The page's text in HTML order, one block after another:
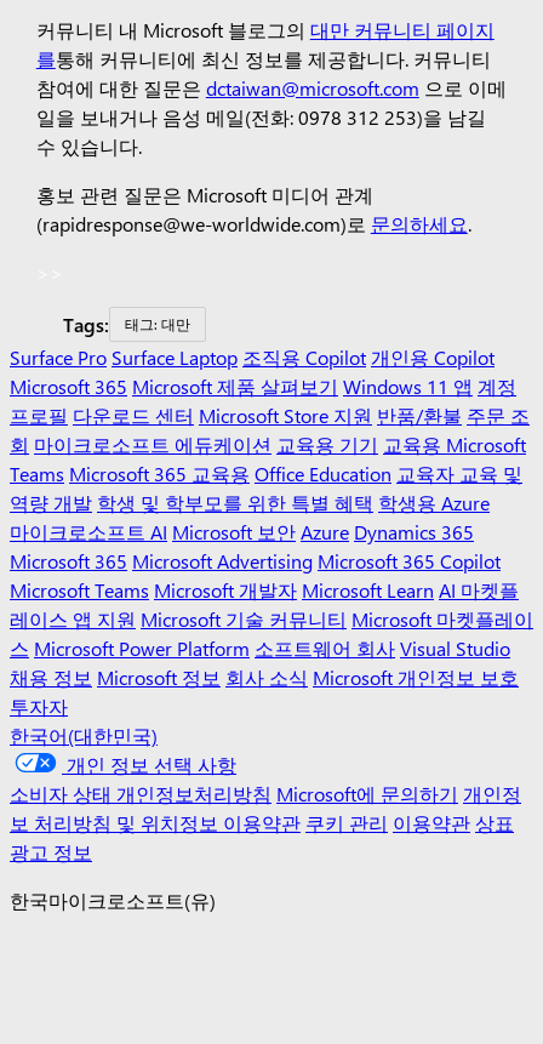
커뮤니티 내 Microsoft 블로그의 대만 커뮤니티 페이지
를통해 커뮤니티에 최신 정보를 제공합니다. 커뮤니티
참여에 대한 질문은 dctaiwan@microsoft.com 으로 이메
일을 보내거나 음성 메일(전화: 0978 312 253)을 남길
수 있습니다.
홍보 관련 질문은 Microsoft 미디어 관계
(rapidresponse@we-worldwide.com)로 문의하세요.
Tags:
태그: 대만
Surface Pro Surface Laptop 조직용 Copilot 개인용 Copilot
Microsoft 365 Microsoft 제품 살펴보기 Windows 11 앱 계정
프로필 다운로드 센터 Microsoft Store 지원 반품/환불 주문 조
회 마이크로소프트 에듀케이션 교육용 기기 교육용 Microsoft
Teams Microsoft 365 교육용 Office Education 교육자 교육 및
역량 개발 학생 및 학부모를 위한 특별 혜택 학생용 Azure
마이크로소프트 AI Microsoft 보안Azure Dynamics 365
Microsoft 365 Microsoft Advertising Microsoft 365 Copilot
Microsoft Teams Microsoft 개발자 Microsoft Learn AI 마켓플
레이스 앱 지원 Microsoft 기술 커뮤니티 Microsoft 마켓플레이
스 Microsoft Power Platform 소프트웨어 회사Visual Studio
채용 정보 Microsoft 정보 회사 소식 Microsoft 개인정보 보호
투자자
한국어(대한민국)
개인 정보 선택 사항
소비자 상태 개인정보처리방침 Microsoft에 문의하기 개인정
보 처리방침 및 위치정보 이용약관 쿠키 관리 이용약관상표
광고 정보
한국마이크로소프트(유)